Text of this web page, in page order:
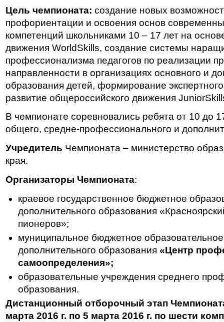
Цель чемпионата: создание новых
профориентации и освоения основ
компетенций школьниками 10 – 17 лет на
движения WorldSkills, создание системы
профессионализма педагогов по реализации
направленности в организациях основного и
образования детей, формирование
развитие общероссийского движения
В чемпионате соревновались ребята от 10 до
общего, средне-профессионального и
Учредитель Чемпионата – министерство
края.
Организаторы Чемпионата:
краевое государственное бюджетное
дополнительного образования
пионеров»;
муниципальное бюджетное
дополнительного образования «Центр
самоопределения»;
образовательные учреждения среднего
образования.
Дистанционный отборочный этап
марта 2016 г. по 5 марта 2016 г. по шести